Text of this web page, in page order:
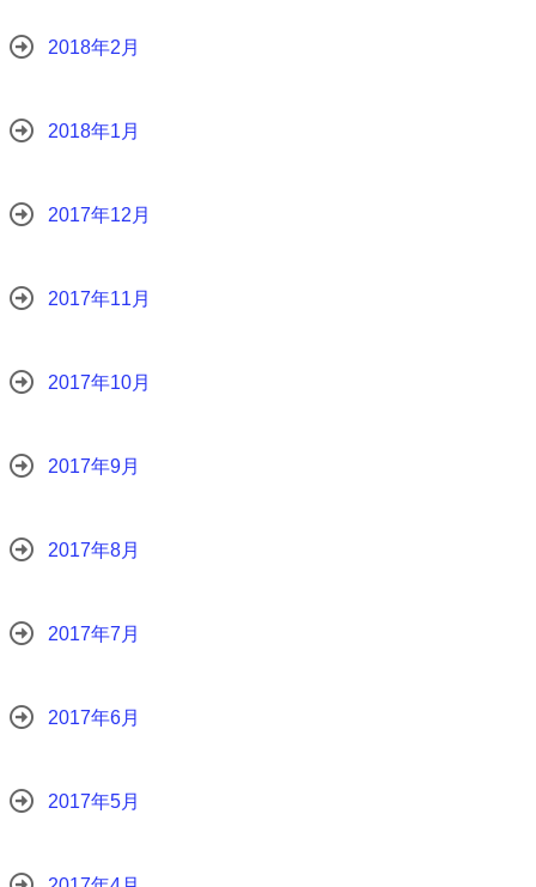
2018年2月
2018年1月
2017年12月
2017年11月
2017年10月
2017年9月
2017年8月
2017年7月
2017年6月
2017年5月